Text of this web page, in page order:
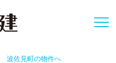
波佐見町の物件へ